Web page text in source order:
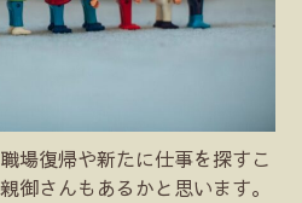
場復帰や新たに仕事を探すこ
御さんもあるかと思います。